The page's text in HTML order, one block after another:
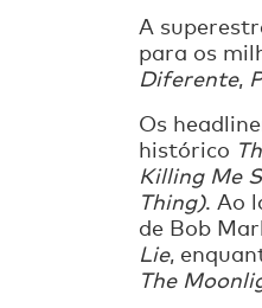
A
para os
Diferente,
Os
histórico
Killing Me
Thing). Ao
de Bob
Lie,
The